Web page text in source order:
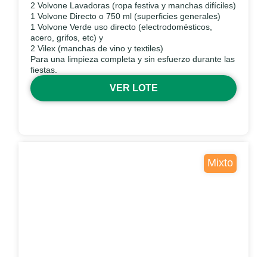
2 Volvone Lavadoras (ropa festiva y manchas difíciles)
1 Volvone Directo o 750 ml (superficies generales)
1 Volvone Verde uso directo (electrodomésticos,
acero, grifos, etc) y
2 Vilex (manchas de vino y textiles)
Para una limpieza completa y sin esfuerzo durante las
fiestas.
VER LOTE
Mixto